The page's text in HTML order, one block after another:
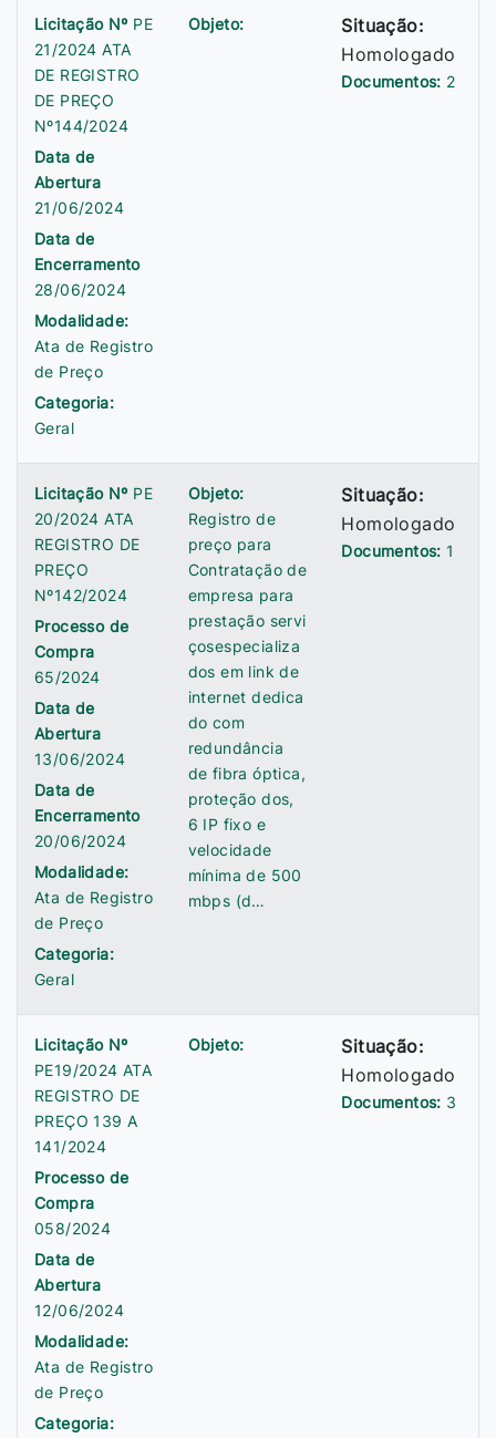
Licitação Nº PE
21/2024 ATA
DE REGISTRO
DE PREÇO
Nº144/2024
Data de
Abertura
21/06/2024
Data de
Encerramento
28/06/2024
Modalidade:
Ata de Registro
de Preço
Categoria:
Geral
Objeto:
Situação:
Homologado
Documentos: 2
Licitação Nº PE
20/2024 ATA
REGISTRO DE
PREÇO
Nº142/2024
Processo de
Compra
65/2024
Data de
Abertura
13/06/2024
Data de
Encerramento
20/06/2024
Modalidade:
Ata de Registro
de Preço
Categoria:
Geral
Objeto:
Registro de
preço para
Contratação de
empresa para
prestação servi
çosespecializa
dos em link de
internet dedica
do com
redundância
de fibra óptica,
proteção dos,
6 IP fixo e
velocidade
mínima de 500
mbps (d…
Situação:
Homologado
Documentos: 1
Licitação Nº
PE19/2024 ATA
REGISTRO DE
PREÇO 139 A
141/2024
Processo de
Compra
058/2024
Data de
Abertura
12/06/2024
Modalidade:
Ata de Registro
de Preço
Categoria:
Objeto:
Situação:
Homologado
Documentos: 3